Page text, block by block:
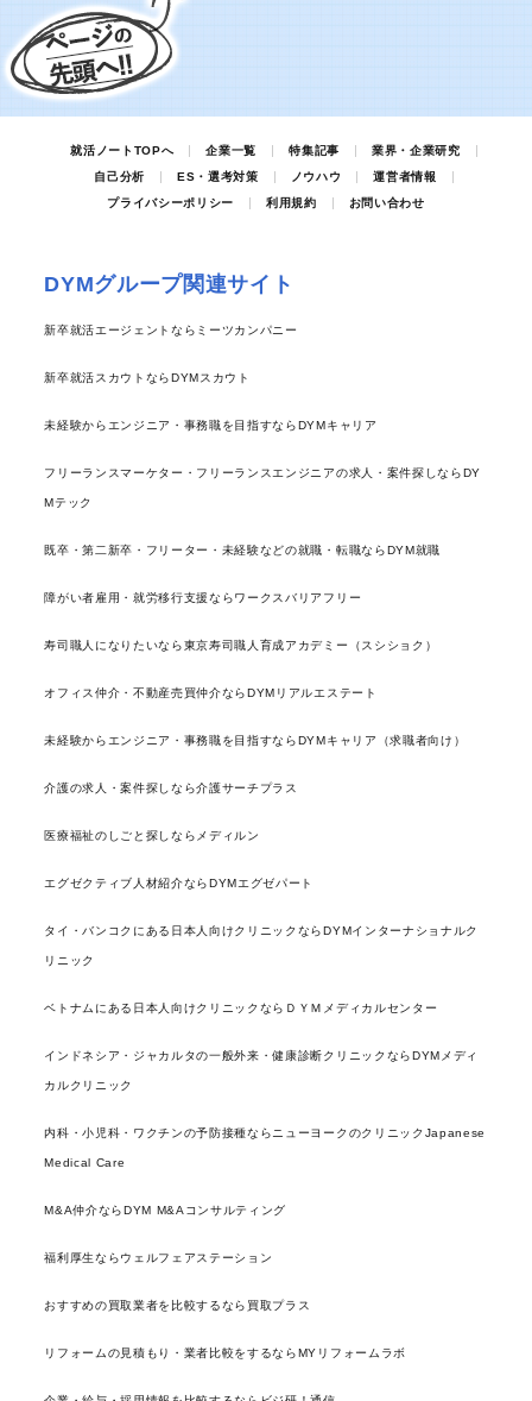
就活ノートTOPへ 企業一覧 特集記事
業界・企業研究
自己分析
ES・選考対策 ノウハウ
運営者情報
プライバシーポリシー
利用規約 お問い合わせ
DYMグループ関連サイト
新卒就活エージェントならミーツカンパニー
新卒就活スカウトならDYMスカウト
未経験からエンジニア・事務職を目指すならDYMキャリア
フリーランスマーケター・フリーランスエンジニアの求人・案件探しならDY
Mテック
既卒・第二新卒・フリーター・未経験などの就職・転職ならDYM就職
障がい者雇用・就労移行支援ならワークスバリアフリー
寿司職人になりたいなら東京寿司職人育成アカデミー（スシショク）
オフィス仲介・不動産売買仲介ならDYMリアルエステート
未経験からエンジニア・事務職を目指すならDYMキャリア（求職者向け）
介護の求人・案件探しなら介護サーチプラス
医療福祉のしごと探しならメディルン
エグゼクティブ人材紹介ならDYMエグゼパート
タイ・バンコクにある日本人向けクリニックならDYMインターナショナルク
リニック
ベトナムにある日本人向けクリニックならＤＹＭメディカルセンター
インドネシア・ジャカルタの一般外来・健康診断クリニックならDYMメディ
カルクリニック
内科・小児科・ワクチンの予防接種ならニューヨークのクリニックJapanese
Medical Care
M&A仲介ならDYM M&Aコンサルティング
福利厚生ならウェルフェアステーション
おすすめの買取業者を比較するなら買取プラス
リフォームの見積もり・業者比較をするならMYリフォームラボ